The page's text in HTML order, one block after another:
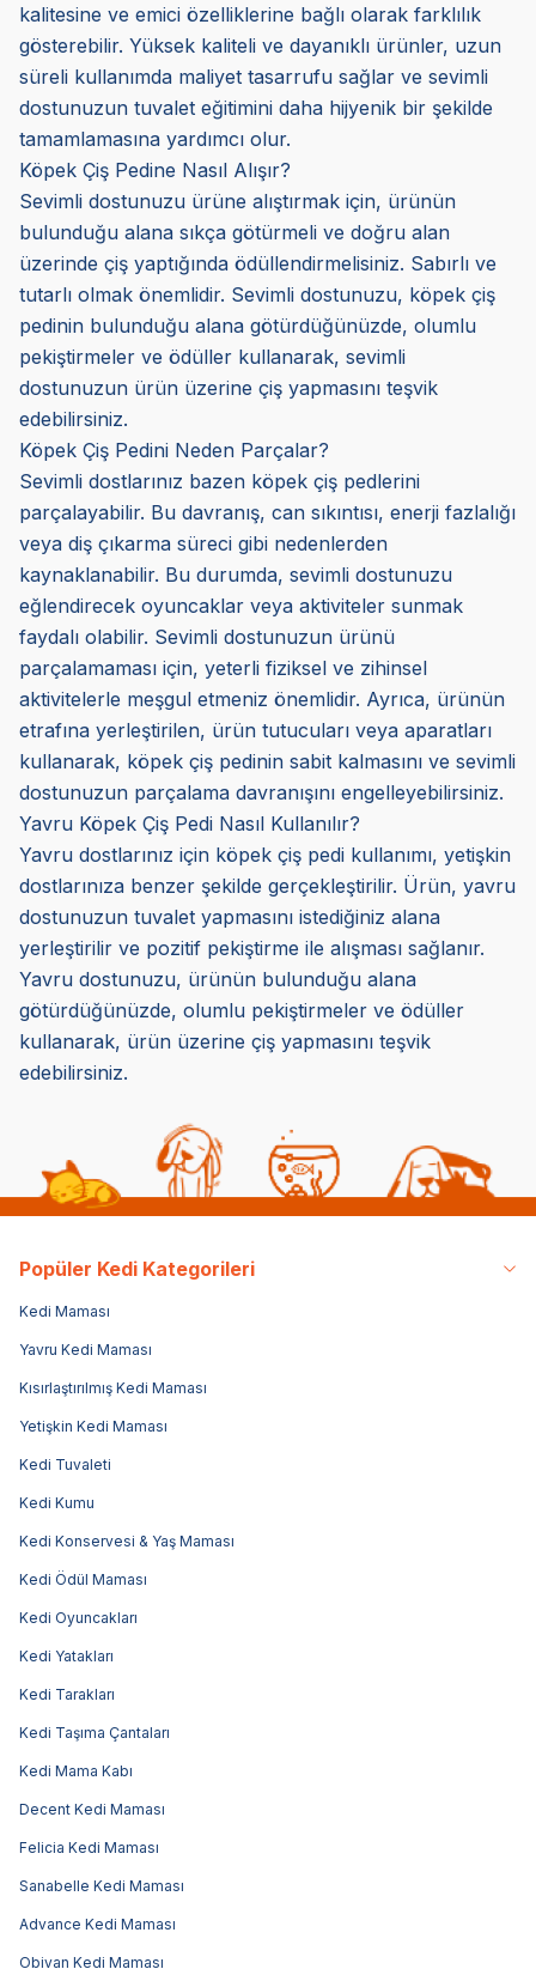
kalitesine ve emici özelliklerine bağlı olarak farklılık
gösterebilir. Yüksek kaliteli ve dayanıklı ürünler, uzun
süreli kullanımda maliyet tasarrufu sağlar ve sevimli
dostunuzun tuvalet eğitimini daha hijyenik bir şekilde
tamamlamasına yardımcı olur.
Köpek Çiş Pedine Nasıl Alışır?
Sevimli dostunuzu ürüne alıştırmak için, ürünün
bulunduğu alana sıkça götürmeli ve doğru alan
üzerinde çiş yaptığında ödüllendirmelisiniz. Sabırlı ve
tutarlı olmak önemlidir. Sevimli dostunuzu, köpek çiş
pedinin bulunduğu alana götürdüğünüzde, olumlu
pekiştirmeler ve ödüller kullanarak, sevimli
dostunuzun ürün üzerine çiş yapmasını teşvik
edebilirsiniz.
Köpek Çiş Pedini Neden Parçalar?
Sevimli dostlarınız bazen köpek çiş pedlerini
parçalayabilir. Bu davranış, can sıkıntısı, enerji fazlalığı
veya diş çıkarma süreci gibi nedenlerden
kaynaklanabilir. Bu durumda, sevimli dostunuzu
eğlendirecek oyuncaklar veya aktiviteler sunmak
faydalı olabilir. Sevimli dostunuzun ürünü
parçalamaması için, yeterli fiziksel ve zihinsel
aktivitelerle meşgul etmeniz önemlidir. Ayrıca, ürünün
etrafına yerleştirilen, ürün tutucuları veya aparatları
kullanarak, köpek çiş pedinin sabit kalmasını ve sevimli
dostunuzun parçalama davranışını engelleyebilirsiniz.
Yavru Köpek Çiş Pedi Nasıl Kullanılır?
Yavru dostlarınız için köpek çiş pedi kullanımı, yetişkin
dostlarınıza benzer şekilde gerçekleştirilir. Ürün, yavru
dostunuzun tuvalet yapmasını istediğiniz alana
yerleştirilir ve pozitif pekiştirme ile alışması sağlanır.
Yavru dostunuzu, ürünün bulunduğu alana
götürdüğünüzde, olumlu pekiştirmeler ve ödüller
kullanarak, ürün üzerine çiş yapmasını teşvik
edebilirsiniz.
Popüler Kedi Kategorileri
Kedi Maması
Yavru Kedi Maması
Kısırlaştırılmış Kedi Maması
Yetişkin Kedi Maması
Kedi Tuvaleti
Kedi Kumu
Kedi Konservesi & Yaş Maması
Kedi Ödül Maması
Kedi Oyuncakları
Kedi Yatakları
Kedi Tarakları
Kedi Taşıma Çantaları
Kedi Mama Kabı
Decent Kedi Maması
Felicia Kedi Maması
Sanabelle Kedi Maması
Advance Kedi Maması
Obivan Kedi Maması